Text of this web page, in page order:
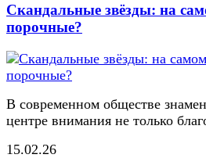
Скандальные звёзды: на
порочные?
В современном обществе
центре внимания не только
15.02.26